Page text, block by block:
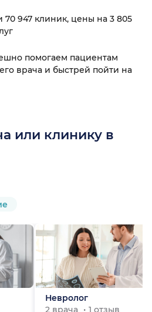
70 947 клиник, цены на 3 805
помогаем пациентам
врача и быстрей пойти на
или клинику в
Невролог
2 врача
1 отзыв